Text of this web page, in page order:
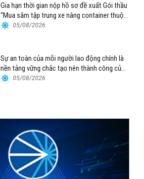
Gia hạn thời gian nộp hồ sơ đề xuất Gói thầu
“Mua sắm tập trung xe nâng container thuộc
Tổng công ty Hàng hải Việt Nam – CTCP”
05/08/2026
Sự an toàn của mỗi người lao động chính là
nền tảng vững chắc tạo nên thành công của
Cảng Đà Nẵng
05/08/2026